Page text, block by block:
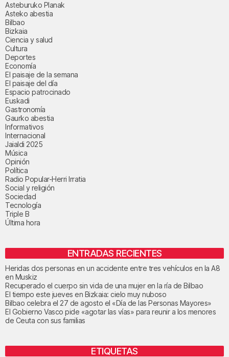
Asteburuko Planak
Asteko abestia
Bilbao
Bizkaia
Ciencia y salud
Cultura
Deportes
Economía
El paisaje de la semana
El paisaje del día
Espacio patrocinado
Euskadi
Gastronomía
Gaurko abestia
Informativos
Internacional
Jaialdi 2025
Música
Opinión
Política
Radio Popular-Herri Irratia
Social y religión
Sociedad
Tecnología
Triple B
Última hora
ENTRADAS RECIENTES
Heridas dos personas en un accidente entre tres vehículos en la A8
en Muskiz
Recuperado el cuerpo sin vida de una mujer en la ría de Bilbao
El tiempo este jueves en Bizkaia: cielo muy nuboso
Bilbao celebra el 27 de agosto el «Día de las Personas Mayores»
El Gobierno Vasco pide «agotar las vías» para reunir a los menores
de Ceuta con sus familias
ETIQUETAS